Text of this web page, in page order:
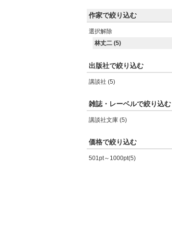
作家で絞り込む
選択解除
林丈二 (5)
出版社で絞り込む
講談社 (5)
雑誌・レーベルで絞り込む
講談社文庫 (5)
価格で絞り込む
501pt～1000pt(5)